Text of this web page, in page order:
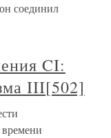
соединил
CI:
III[502]